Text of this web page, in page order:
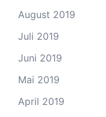
August 2019
Juli 2019
Juni 2019
Mai 2019
April 2019